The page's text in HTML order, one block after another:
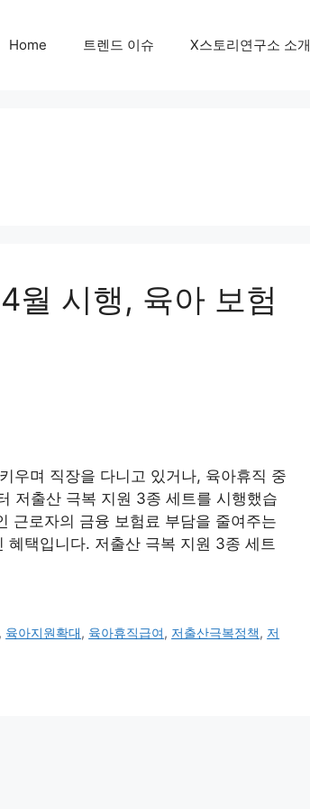
Home 트렌드 이슈 X스토리연구소 소개
월 시행, 육아 보험
우며 직장을 다니고 있거나, 육아휴직 중
저출산 극복 지원 3종 세트를 시행했습
근로자의 금융 보험료 부담을 줄여주는
혜택입니다. 저출산 극복 지원 3종 세트
, 육아지원확대, 육아휴직급여, 저출산극복정책, 저